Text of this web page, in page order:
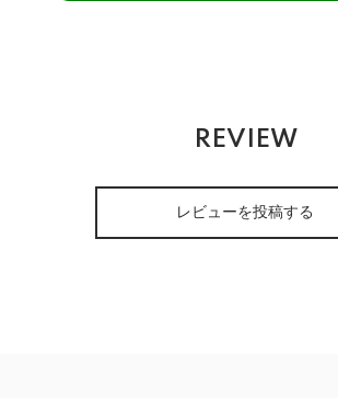
REVIEW
レビューを投稿する